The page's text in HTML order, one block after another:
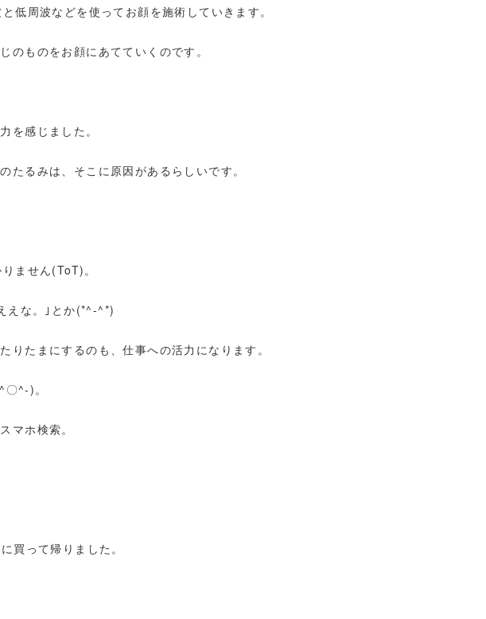
低周波などを使ってお顔を施術していきます。
ものをお顔にあてていくのです。
を感じました。
るみは、そこに原因があるらしいです。
ません(ToT)。
えな。｣とか(*^-^*)
たまにするのも、仕事への活力になります。
^-)。
マホ検索。
買って帰りました。